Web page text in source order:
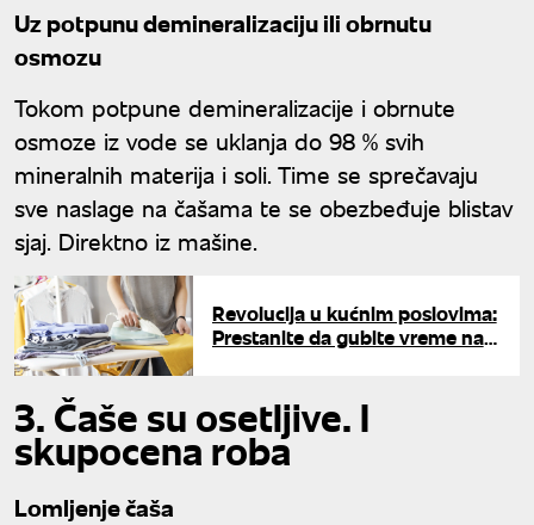
Uz potpunu demineralizaciju ili obrnutu
osmozu
Tokom potpune demineralizacije i obrnute
osmoze iz vode se uklanja do 98 % svih
mineralnih materija i soli. Time se sprečavaju
sve naslage na čašama te se obezbeđuje blistav
sjaj. Direktno iz mašine.
Revolucija u kućnim poslovima:
Prestanite da gubite vreme na
3. Čaše su osetljive. I
skupocena roba
Lomljenje čaša